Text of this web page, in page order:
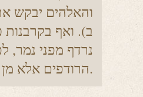
והאלהים יבקש
ב). ואף בקרבנות
נרדף מפני נמר,
הרודפים אלא מן הנרדפים. שור או כשב או עז כי יולד.